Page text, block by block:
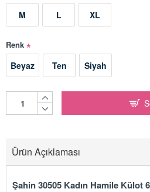
M L XL
Renk
Beyaz Ten Siyah
Ürün Açıklaması
Şahin 30505 Kadın Hamile Külot